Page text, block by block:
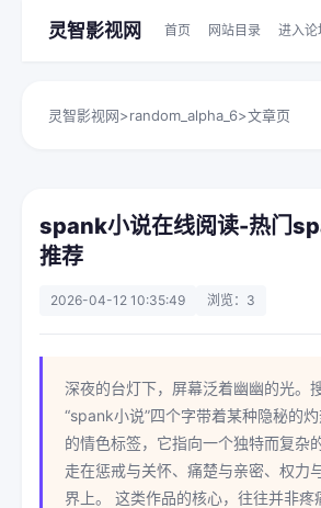
灵智影视网 首页 网站目录 进入论
灵智影视网>random_alpha_6>文章页
spank小说在线阅读-热门
推荐
2026-04-12 10:35:49 浏览：3
深夜的台灯下，屏幕泛着幽幽的光。
“spank小说”四个字带着某种隐秘的
的情色标签，它指向一个独特而复杂
走在惩戒与关怀、痛楚与亲密、权力
界上。 这类作品的核心，往往并非疼